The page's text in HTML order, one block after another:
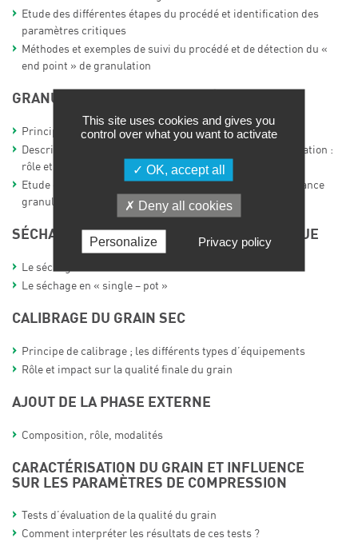
Etude des différentes étapes du procédé et identification des
paramètres critiques
Méthodes et exemples de suivi du procédé et de détection du «
end point » de granulation
GRANULATION EN LIT FLUIDISÉ
Principe de la fluidisation
Description technique des différents éléments de l’installation :
rôle et impact sur le procédé et son pilotage
Etude des mécanismes et paramètres critiques de croissance
granulaire en lit fluidisé
SÉCHAGE DU GRAIN HUMIDE : ÉTAPE CRITIQUE
Le séchage en lit fluidisé
Le séchage en « single – pot »
CALIBRAGE DU GRAIN SEC
Principe de calibrage ; les différents types d’équipements
Rôle et impact sur la qualité finale du grain
AJOUT DE LA PHASE EXTERNE
Composition, rôle, modalités
CARACTÉRISATION DU GRAIN ET INFLUENCE
SUR LES PARAMÈTRES DE COMPRESSION
Tests d’évaluation de la qualité du grain
Comment interpréter les résultats de ces tests ?
This site uses cookies and gives you
control over what you want to activate
OK, accept all
Deny all cookies
Personalize Privacy policy